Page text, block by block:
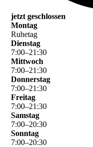
jetzt geschlossen
Montag
Ruhetag
Dienstag
7:00–21 :30
Mittwoch
7:00–21 :30
Donnerstag
7:00–21 :30
Freitag
7:00–21 :30
Samstag
7:00–20:30
Sonntag
7:00–20:30